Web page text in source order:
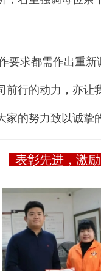
要求都需作出重
前行的动力，亦让
家的努力致以诚挚
表彰先进，激